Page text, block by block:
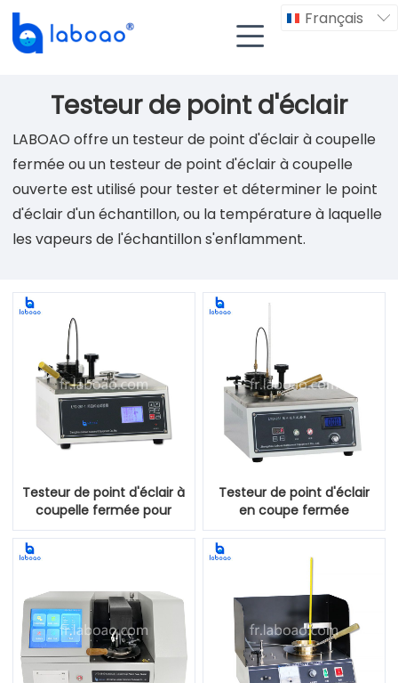
Français 

Testeur de point d'éclair
LABOAO offre un testeur de point d'éclair à coupelle
fermée ou un testeur de point d'éclair à coupelle
ouverte est utilisé pour tester et déterminer le point
d'éclair d'un échantillon, ou la température à laquelle
les vapeurs de l'échantillon s'enflamment.
Testeur de point d'éclair à
coupelle fermée pour
laboratoire d'huile PMCC
Testeur de point d'éclair
en coupe fermée
Pensky-Martens pour le